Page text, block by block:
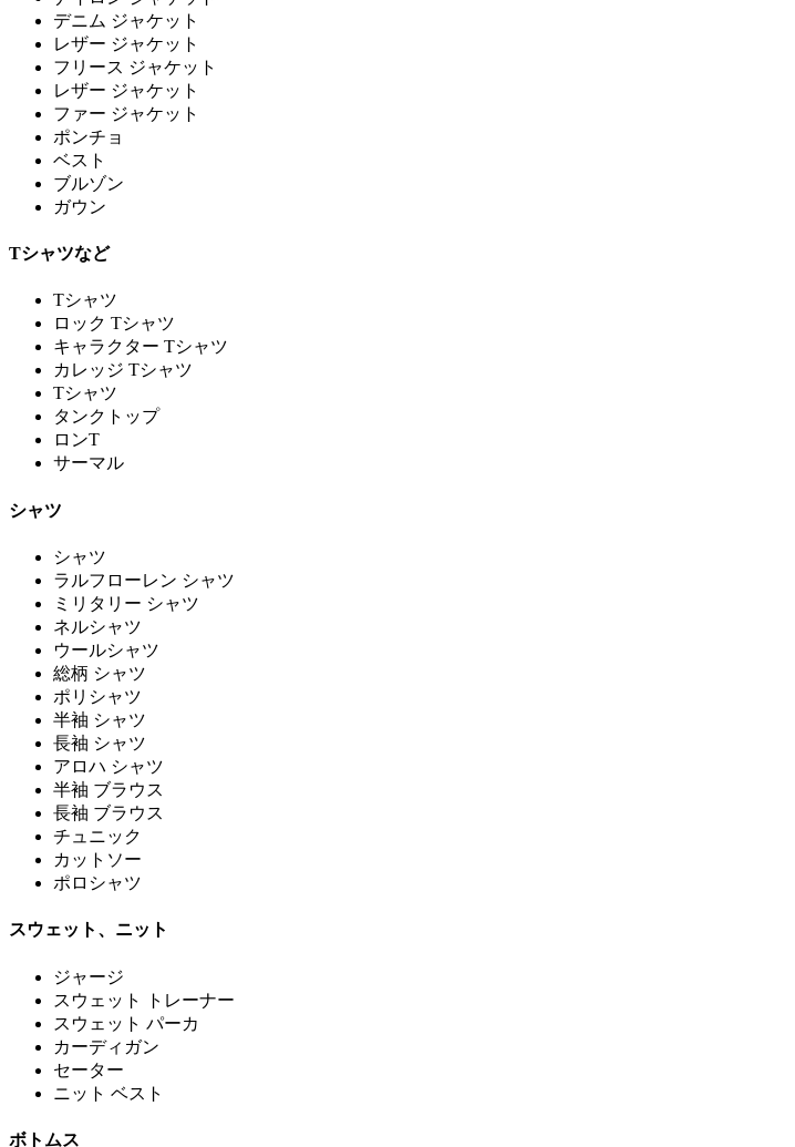
デニム ジャケット
レザー ジャケット
フリース ジャケット
レザー ジャケット
ファー ジャケット
ポンチョ
ベスト
ブルゾン
ガウン
Tシャツなど
Tシャツ
ロック Tシャツ
キャラクター Tシャツ
カレッジ Tシャツ
Tシャツ
タンクトップ
ロンT
サーマル
シャツ
シャツ
ラルフローレン シャツ
ミリタリー シャツ
ネルシャツ
ウールシャツ
総柄 シャツ
ポリシャツ
半袖 シャツ
長袖 シャツ
アロハ シャツ
半袖 ブラウス
長袖 ブラウス
チュニック
カットソー
ポロシャツ
スウェット、ニット
ジャージ
スウェット トレーナー
スウェット パーカ
カーディガン
セーター
ニット ベスト
ボトムス